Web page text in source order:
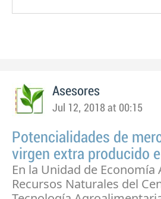
Asesores
Jul 12, 2018 at 00:15
Potencialidades de
virgen extra producido
En la Unidad de
Recursos Naturales del